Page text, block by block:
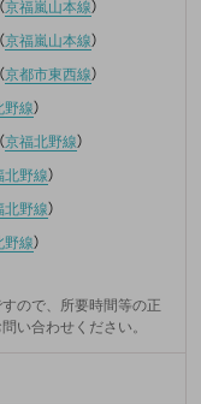
（京福嵐山本線）
（京福嵐山本線）
（京都市東西線）
野線）
（京福北野線）
北野線）
北野線）
野線）
ので、所要時間等の正
い合わせください。